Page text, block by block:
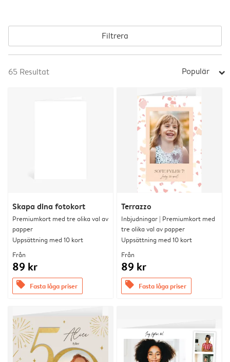
Filtrera
65 Resultat Populär arrow_right
Skapa dina fotokort
Premiumkort med tre olika val av
papper
Uppsättning med 10 kort
Från
89 kr
offers Fasta låga priser
Terrazzo
Inbjudningar | Premiumkort med
tre olika val av papper
Uppsättning med 10 kort
Från
89 kr
offers Fasta låga priser